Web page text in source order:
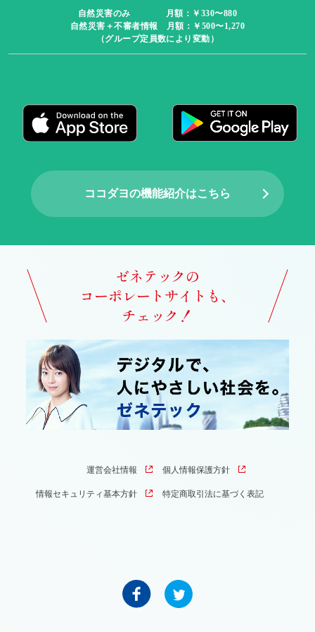
自然災害のみ 月額：￥330〜880
自然災害＋不審者情報 月額：￥500〜1,270
（グループ定員数により変動）
ココダヨの機能紹介はこちら
ゼネテックの
コーポレートサイトも、
チェック！
運営会社情報 個人情報保護方針
情報セキュリティ基本方針 特定商取引法に基づく表記